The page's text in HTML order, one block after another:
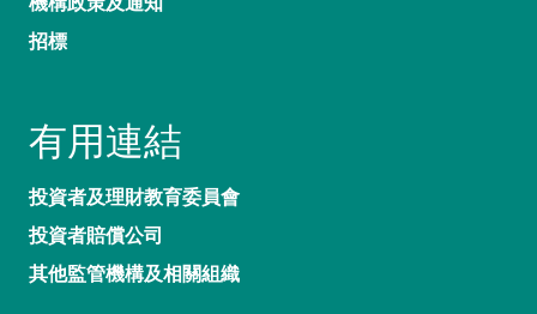
招標
有用連結
投資者及理財教育委員會
投資者賠償公司
其他監管機構及相關組織